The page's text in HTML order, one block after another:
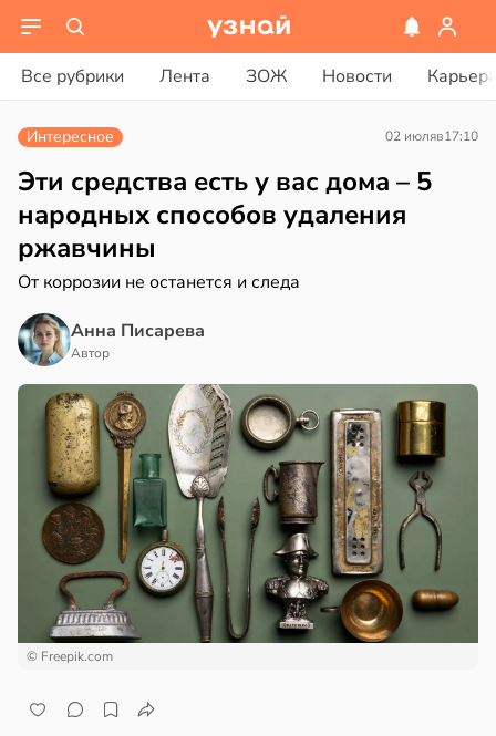
Все рубрики Лента ЗОЖ Новости
в21:42
Интересное 02 июляв17:10
Эти средства есть у вас дома – 5
народных способов удаления
ржавчины
От коррозии не останется и следа
Анна Писарева
Автор
© Freepik.com